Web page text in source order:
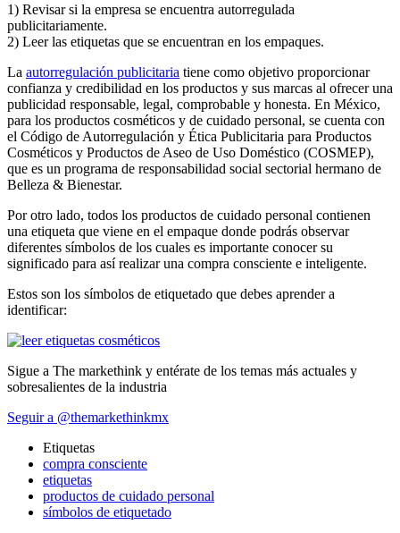
1) Revisar si la empresa se encuentra autorregulada
publicitariamente.
2) Leer las etiquetas que se encuentran en los empaques.
La autorregulación publicitaria tiene como objetivo proporcionar
confianza y credibilidad en los productos y sus marcas al ofrecer una
publicidad responsable, legal, comprobable y honesta. En México,
para los productos cosméticos y de cuidado personal, se cuenta con
el Código de Autorregulación y Ética Publicitaria para Productos
Cosméticos y Productos de Aseo de Uso Doméstico (COSMEP),
que es un programa de responsabilidad social sectorial hermano de
Belleza & Bienestar.
Por otro lado, todos los productos de cuidado personal contienen
una etiqueta que viene en el empaque donde podrás observar
diferentes símbolos de los cuales es importante conocer su
significado para así realizar una compra consciente e inteligente.
Estos son los símbolos de etiquetado que debes aprender a
identificar:
Sigue a The markethink y entérate de los temas más actuales y
sobresalientes de la industria
Seguir a @themarkethinkmx
Etiquetas
compra consciente
etiquetas
productos de cuidado personal
símbolos de etiquetado